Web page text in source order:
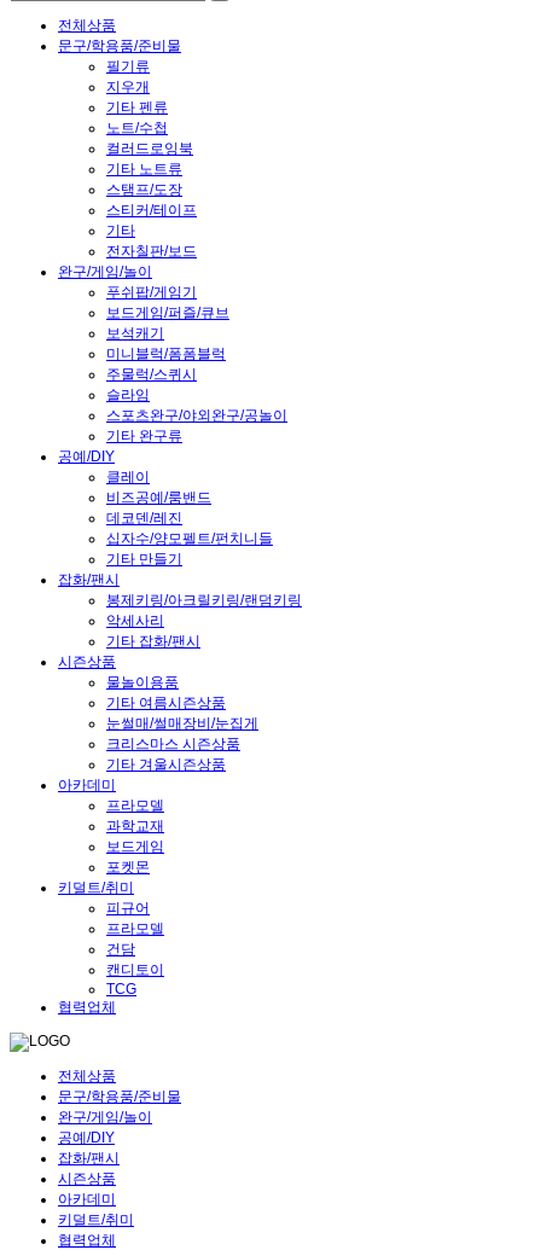
전체상품
문구/학용품/준비물
필기류
지우개
기타 펜류
노트/수첩
컬러드로잉북
기타 노트류
스탬프/도장
스티커/테이프
기타
전자칠판/보드
완구/게임/놀이
푸쉬팝/게임기
보드게임/퍼즐/큐브
보석캐기
미니블럭/폼폼블럭
주물럭/스퀴시
슬라임
스포츠완구/야외완구/공놀이
기타 완구류
공예/DIY
클레이
비즈공예/룸밴드
데코덴/레진
십자수/양모펠트/펀치니들
기타 만들기
잡화/팬시
봉제키링/아크릴키링/랜덤키링
악세사리
기타 잡화/팬시
시즌상품
물놀이용품
기타 여름시즌상품
눈썰매/썰매장비/눈집게
크리스마스 시즌상품
기타 겨울시즌상품
아카데미
프라모델
과학교재
보드게임
포켓몬
키덜트/취미
피규어
프라모델
건담
캔디토이
TCG
협력업체
전체상품
문구/학용품/준비물
완구/게임/놀이
공예/DIY
잡화/팬시
시즌상품
아카데미
키덜트/취미
협력업체